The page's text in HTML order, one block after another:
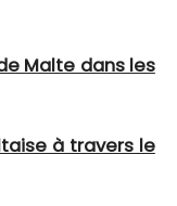
Malte dans les
à travers le